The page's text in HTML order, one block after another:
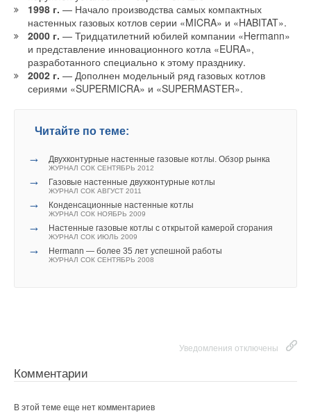
1998 г. — Начало производства самых компактных
настенных газовых котлов серии «MICRA» и «HABITAT».
2000 г. — Тридцатилетний юбилей компании «Hermann»
и представление инновационного котла «EURA»,
разработанного специально к этому празднику.
2002 г. — Дополнен модельный ряд газовых котлов
сериями «SUPERMICRA» и «SUPERMASTER».
Читайте по теме:
→ Двухконтурные настенные газовые котлы. Обзор рынка
ЖУРНАЛ СОК СЕНТЯБРЬ 2012
→ Газовые настенные двухконтурные котлы
ЖУРНАЛ СОК АВГУСТ 2011
→ Конденсационные настенные котлы
ЖУРНАЛ СОК НОЯБРЬ 2009
→ Настенные газовые котлы c открытой камерой сгорания
ЖУРНАЛ СОК ИЮЛЬ 2009
→ Hermann — более 35 лет успешной работы
ЖУРНАЛ СОК СЕНТЯБРЬ 2008
Уведомления отключены
Комментарии
В этой теме еще нет комментариев
Текст комментария